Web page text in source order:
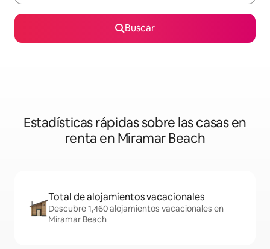
Buscar
Estadísticas rápidas sobre las casas en
renta en Miramar Beach
Total de alojamientos vacacionales
Descubre 1,460 alojamientos vacacionales en
Miramar Beach